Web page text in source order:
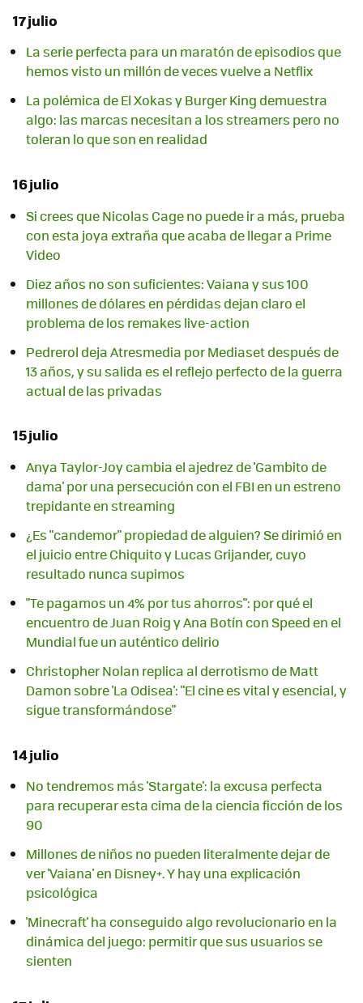
17 julio
La serie perfecta para un maratón de episodios que
hemos visto un millón de veces vuelve a Netflix
La polémica de El Xokas y Burger King demuestra
algo: las marcas necesitan a los streamers pero no
toleran lo que son en realidad
16 julio
Si crees que Nicolas Cage no puede ir a más, prueba
con esta joya extraña que acaba de llegar a Prime
Video
Diez años no son suficientes: Vaiana y sus 100
millones de dólares en pérdidas dejan claro el
problema de los remakes live-action
Pedrerol deja Atresmedia por Mediaset después de
13 años, y su salida es el reflejo perfecto de la guerra
actual de las privadas
15 julio
Anya Taylor-Joy cambia el ajedrez de 'Gambito de
dama' por una persecución con el FBI en un estreno
trepidante en streaming
¿Es "candemor" propiedad de alguien? Se dirimió en
el juicio entre Chiquito y Lucas Grijander, cuyo
resultado nunca supimos
"Te pagamos un 4% por tus ahorros": por qué el
encuentro de Juan Roig y Ana Botín con Speed en el
Mundial fue un auténtico delirio
Christopher Nolan replica al derrotismo de Matt
Damon sobre 'La Odisea': "El cine es vital y esencial, y
sigue transformándose"
14 julio
No tendremos más 'Stargate': la excusa perfecta
para recuperar esta cima de la ciencia ficción de los
90
Millones de niños no pueden literalmente dejar de
ver 'Vaiana' en Disney+. Y hay una explicación
psicológica
'Minecraft' ha conseguido algo revolucionario en la
dinámica del juego: permitir que sus usuarios se
sienten